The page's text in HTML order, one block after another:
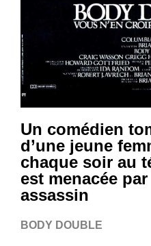
Un comédien
d’une jeune
chaque soir au
est menacée
assassin
BODY DOUBLE